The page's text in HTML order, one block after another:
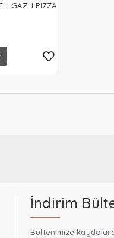
GAZLI PİZZA
İndirim
Bültenimize